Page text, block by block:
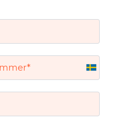
Sweden
+46